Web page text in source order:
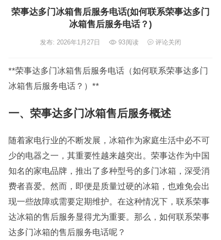
荣事达多门冰箱售后服务电话(如何联系荣事达多门
冰箱售后服务电话？)
发布: 2026年1月27日 93阅读 评论关闭
**荣事达多门冰箱售后服务电话（如何联系荣事达多门
冰箱售后服务电话？）**
一、荣事达多门冰箱售后服务概述
随着家电行业的不断发展，冰箱作为家庭生活中必不可
少的电器之一，其重要性越来越突出。荣事达作为中国
知名的家电品牌，推出了多种型号的多门冰箱，深受消
费者喜爱。然而，即便是质量过硬的冰箱，也难免会出
现一些故障或需要定期维护。在这种情况下，联系荣事
达冰箱的售后服务显得尤为重要。那么，如何联系荣事
达多门冰箱的售后服务电话呢？